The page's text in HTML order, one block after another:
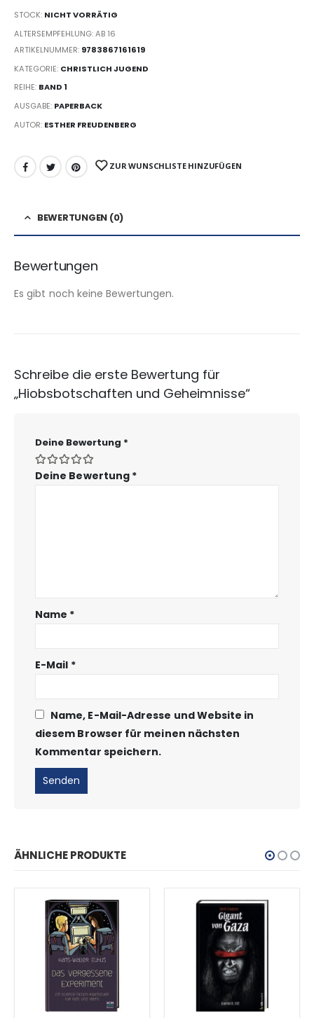
STOCK: NICHT VORRÄTIG
ALTERSEMPFEHLUNG: AB 16
ARTIKELNUMMER: 9783867161619
KATEGORIE: CHRISTLICH JUGEND
REIHE: BAND 1
AUSGABE: PAPERBACK
AUTOR: ESTHER FREUDENBERG
ZUR WUNSCHLISTE HINZUFÜGEN
BEWERTUNGEN (0)
Bewertungen
Es gibt noch keine Bewertungen.
Schreibe die erste Bewertung für
„Hiobsbotschaften und Geheimnisse“
Deine Bewertung *
Deine Bewertung *
Name *
E-Mail *
Name, E-Mail-Adresse und Website in
diesem Browser für meinen nächsten
Kommentar speichern.
ÄHNLICHE PRODUKTE